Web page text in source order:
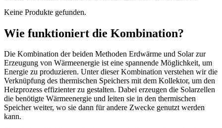
Keine Produkte gefunden.
Wie funktioniert die Kombination?
Die Kombination der beiden Methoden Erdwärme und Solar zur
Erzeugung von Wärmeenergie ist eine spannende Möglichkeit, um
Energie zu produzieren. Unter dieser Kombination verstehen wir die
Verknüpfung des thermischen Speichers mit dem Kollektor, um den
Heizprozess effizienter zu gestalten. Dabei erzeugen die Solarzellen
die benötigte Wärmeenergie und leiten sie in den thermischen
Speicher weiter, wo sie dann für andere Zwecke genutzt werden
kann.